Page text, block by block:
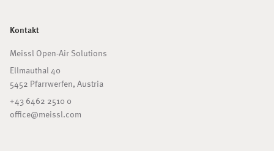
Kontakt
Meissl Open-Air Solutions
Ellmauthal 40
5452 Pfarrwerfen, Austria
+43 6462 2510 0
office@meissl.com